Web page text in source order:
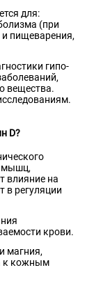
для:
(при
и пищеварения,
гипо-
вещества.
D?
мышц,
влияние на
в регуляции
крови.
магния,
к кожным